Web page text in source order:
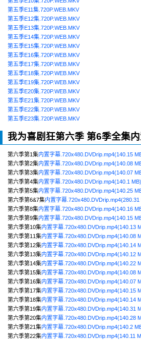
第五季E11集.720P.WEB.MKV
第五季E12集.720P.WEB.MKV
第五季E13集.720P.WEB.MKV
第五季E14集.720P.WEB.MKV
第五季E15集.720P.WEB.MKV
第五季E16集.720P.WEB.MKV
第五季E17集.720P.WEB.MKV
第五季E18集.720P.WEB.MKV
第五季E19集.720P.WEB.MKV
第五季E20集.720P.WEB.MKV
第五季E21集.720P.WEB.MKV
第五季E22集.720P.WEB.MKV
第五季E23集.720P.WEB.MKV
我为喜剧狂第六季 第6季全集
第六季第1集内置字幕.720x480.DVDrip.mp4(140.15
第六季第2集内置字幕.720x480.DVDrip.mp4(140.08
第六季第3集内置字幕.720x480.DVDrip.mp4(140.07
第六季第4集内置字幕.720x480.DVDrip.mp4(140.1 MB)
第六季第5集内置字幕.720x480.DVDrip.mp4(140.25
第六季第6&7集内置字幕.720x480.DVDrip.mp4(280.31
第六季第8集内置字幕.720x480.DVDrip.mp4(140.16
第六季第9集内置字幕.720x480.DVDrip.mp4(140.15
第六季第10集内置字幕.720x480.DVDrip.mp4(140.13
第六季第11集内置字幕.720x480.DVDrip.mp4(140.08
第六季第12集内置字幕.720x480.DVDrip.mp4(140.14
第六季第13集内置字幕.720x480.DVDrip.mp4(140.12
第六季第14集内置字幕.720x480.DVDrip.mp4(140.22
第六季第15集内置字幕.720x480.DVDrip.mp4(140.08
第六季第16集内置字幕.720x480.DVDrip.mp4(140.07
第六季第17集内置字幕.720x480.DVDrip.mp4(140.15
第六季第18集内置字幕.720x480.DVDrip.mp4(140.14
第六季第19集内置字幕.720x480.DVDrip.mp4(140.31
第六季第20集内置字幕.720x480.DVDrip.mp4(140.28
第六季第21集内置字幕.720x480.DVDrip.mp4(140.2
第六季第22集内置字幕.720x480.DVDrip.mp4(140.11